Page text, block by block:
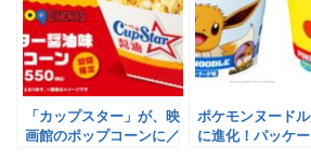
「カップスター」が、映
画館のポップコーンに／
ポケモンヌード
に進化！パッケ